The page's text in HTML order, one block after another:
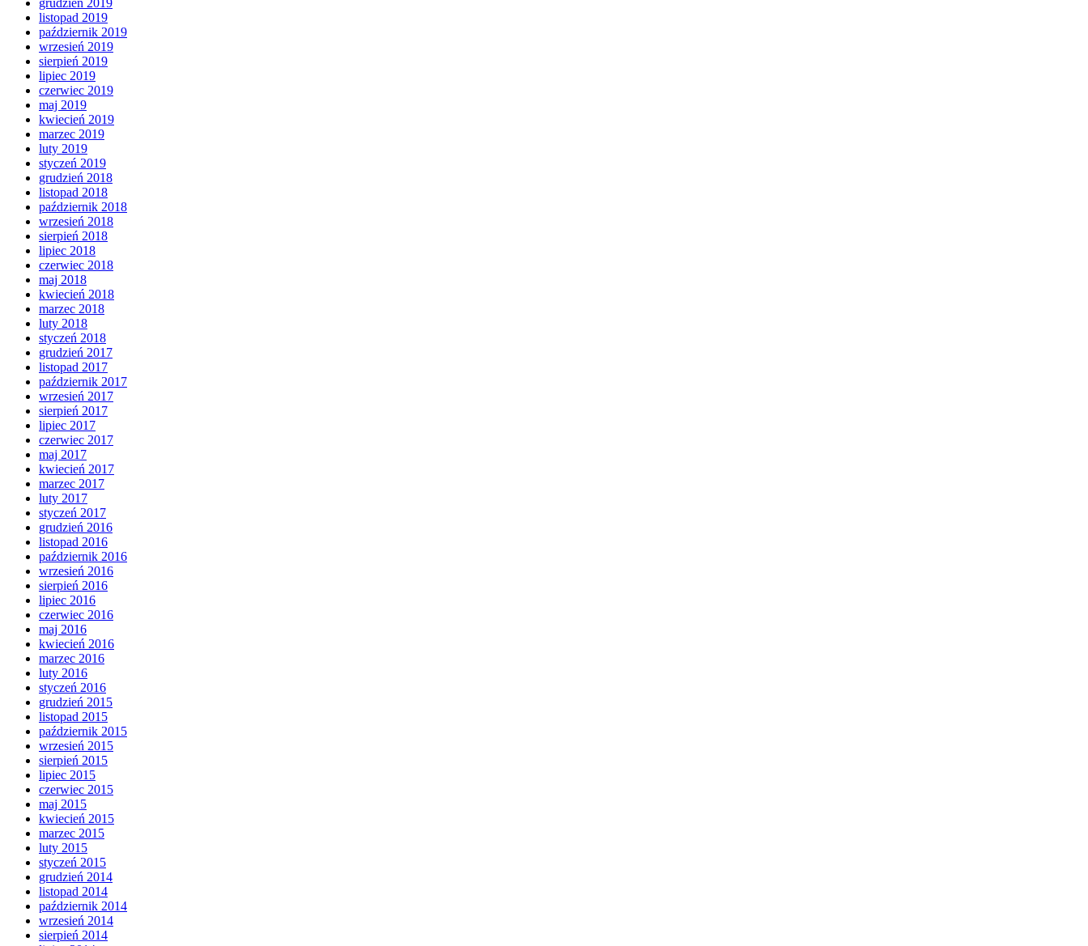
grudzień 2019
listopad 2019
październik 2019
wrzesień 2019
sierpień 2019
lipiec 2019
czerwiec 2019
maj 2019
kwiecień 2019
marzec 2019
luty 2019
styczeń 2019
grudzień 2018
listopad 2018
październik 2018
wrzesień 2018
sierpień 2018
lipiec 2018
czerwiec 2018
maj 2018
kwiecień 2018
marzec 2018
luty 2018
styczeń 2018
grudzień 2017
listopad 2017
październik 2017
wrzesień 2017
sierpień 2017
lipiec 2017
czerwiec 2017
maj 2017
kwiecień 2017
marzec 2017
luty 2017
styczeń 2017
grudzień 2016
listopad 2016
październik 2016
wrzesień 2016
sierpień 2016
lipiec 2016
czerwiec 2016
maj 2016
kwiecień 2016
marzec 2016
luty 2016
styczeń 2016
grudzień 2015
listopad 2015
październik 2015
wrzesień 2015
sierpień 2015
lipiec 2015
czerwiec 2015
maj 2015
kwiecień 2015
marzec 2015
luty 2015
styczeń 2015
grudzień 2014
listopad 2014
październik 2014
wrzesień 2014
sierpień 2014